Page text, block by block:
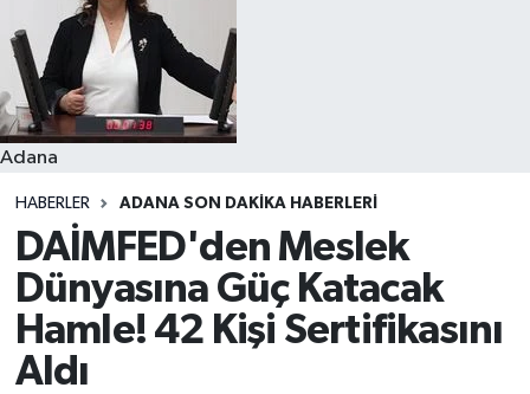
Adana
HABERLER ADANA SON DAKIKA HABERLERI
DAİMFED'den Meslek
Dünyasına Güç Katacak
Hamle! 42 Kişi Sertifikasını
Aldı
Resmi İlanlar